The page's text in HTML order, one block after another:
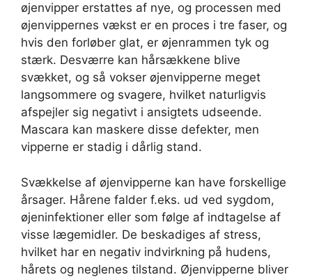
øjenvipper erstattes af nye, og processen med
øjenvippernes vækst er en proces i tre faser, og
hvis den forløber glat, er øjenrammen tyk og
stærk. Desværre kan hårsækkene blive
svækket, og så vokser øjenvipperne meget
langsommere og svagere, hvilket naturligvis
afspejler sig negativt i ansigtets udseende.
Mascara kan maskere disse defekter, men
vipperne er stadig i dårlig stand.
Svækkelse af øjenvipperne kan have forskellige
årsager. Hårene falder f.eks. ud ved sygdom,
øjeninfektioner eller som følge af indtagelse af
visse lægemidler. De beskadiges af stress,
hvilket har en negativ indvirkning på hudens,
hårets og neglenes tilstand. Øjenvipperne bliver